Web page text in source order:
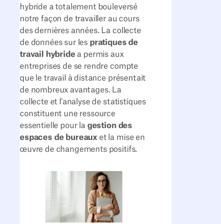
hybride a totalement bouleversé
notre façon de travailler au cours
des dernières années. La collecte
de données sur les pratiques de
travail hybride a permis aux
entreprises de se rendre compte
que le travail à distance présentait
de nombreux avantages. La
collecte et l'analyse de statistiques
constituent une ressource
essentielle pour la gestion des
espaces de bureaux et la mise en
œuvre de changements positifs.